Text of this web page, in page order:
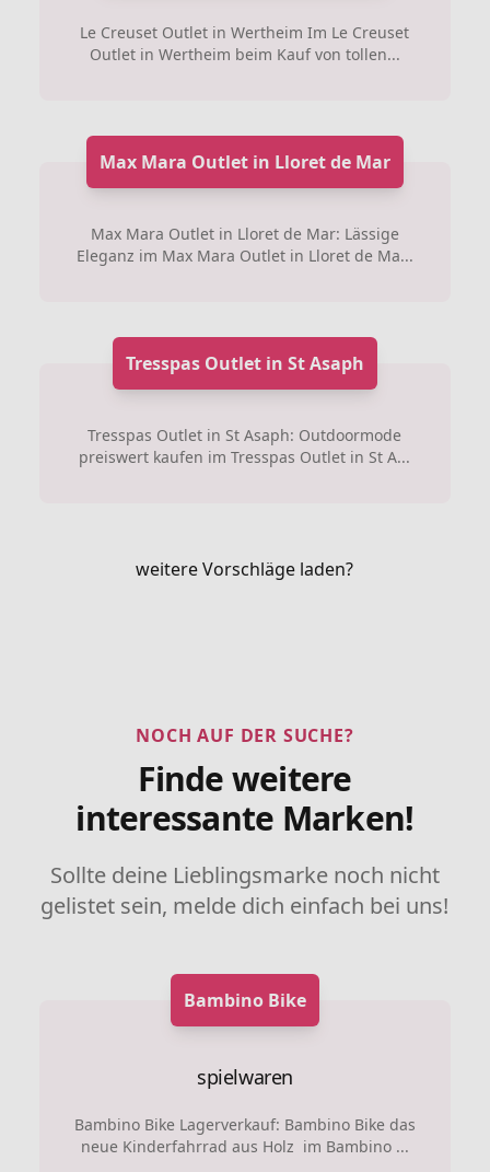
Le Creuset Outlet in Wertheim Im Le Creuset
Outlet in Wertheim beim Kauf von tollen...
Max Mara Outlet in Lloret de Mar
Max Mara Outlet in Lloret de Mar: Lässige
Eleganz im Max Mara Outlet in Lloret de Ma...
Tresspas Outlet in St Asaph
Tresspas Outlet in St Asaph: Outdoormode
preiswert kaufen im Tresspas Outlet in St A...
weitere Vorschläge laden?
NOCH AUF DER SUCHE?
Finde weitere
interessante Marken!
Sollte deine Lieblingsmarke noch nicht
gelistet sein, melde dich einfach bei uns!
Bambino Bike
spielwaren
Bambino Bike Lagerverkauf: Bambino Bike das
neue Kinderfahrrad aus Holz im Bambino ...